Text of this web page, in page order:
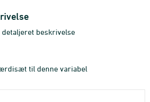
detaljeret beskrivelse
til denne variabel